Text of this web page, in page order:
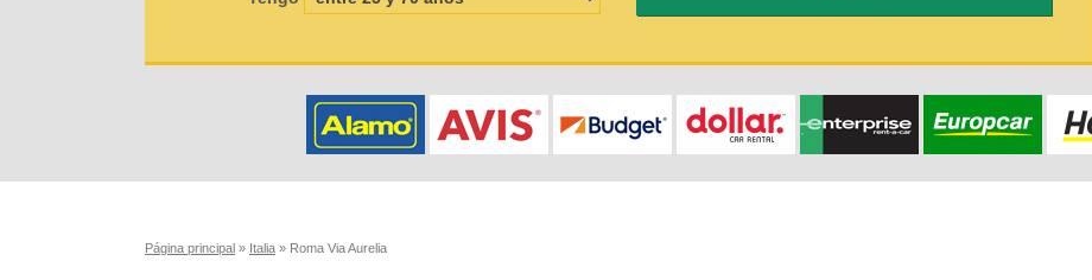
Página principal » Italia » Roma Via Aurelia